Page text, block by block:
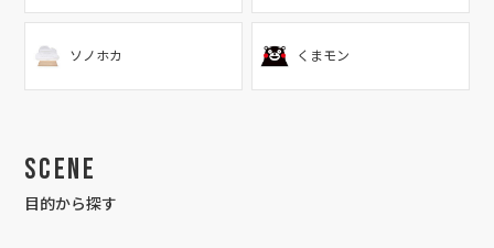
ソノホカ くまモン
Scene
目的から探す